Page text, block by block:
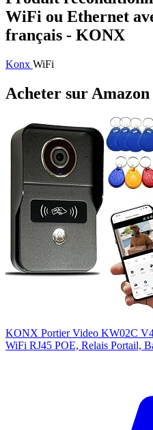
WiFi ou Ethernet
français - KONX
Konx WiFi
Acheter sur Amazon
KONX Portier Video KW02C
WiFi RJ45 POE, Relais Portail,